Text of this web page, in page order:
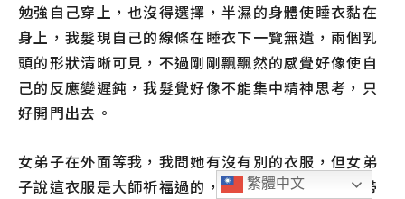
勉強自己穿上，也沒得選擇，半濕的身體使睡衣黏在
身上，我髮現自己的線條在睡衣下一覽無遺，兩個乳
頭的形狀清晰可見，不過剛剛飄飄然的感覺好像使自
己的反應變遲鈍，我髮覺好像不能集中精神思考，只
好開門出去。
女弟子在外面等我，我問她有沒有別的衣服，但女弟
子說這衣服是大師祈福過的，一定要穿上。女弟子帶
繁體中文